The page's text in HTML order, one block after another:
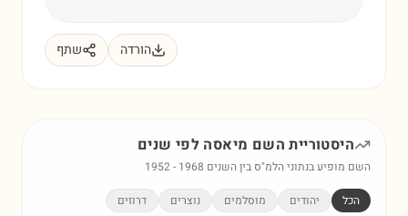
הורדה שתף
היסטוריית השם מיאסה לפי שנים
השם מופיע בנתוני הלמ"ס בין השנים 1952- 1968
הכל יהודים מוסלמים נוצרים דרוזים